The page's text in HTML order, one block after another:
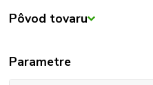
Pôvod tovaru
Parametre